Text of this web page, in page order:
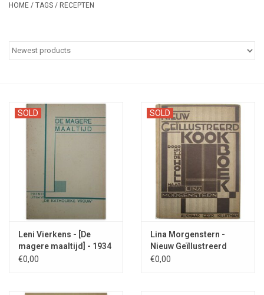
Categories
HOME / TAGS / RECEPTEN
SOLD
Leni Vierkens - [De
magere maaltijd] - 1934
€0,00
SOLD
Lina Morgenstern -
Nieuw Geïllustreerd
Kookboek - 1930
€0,00